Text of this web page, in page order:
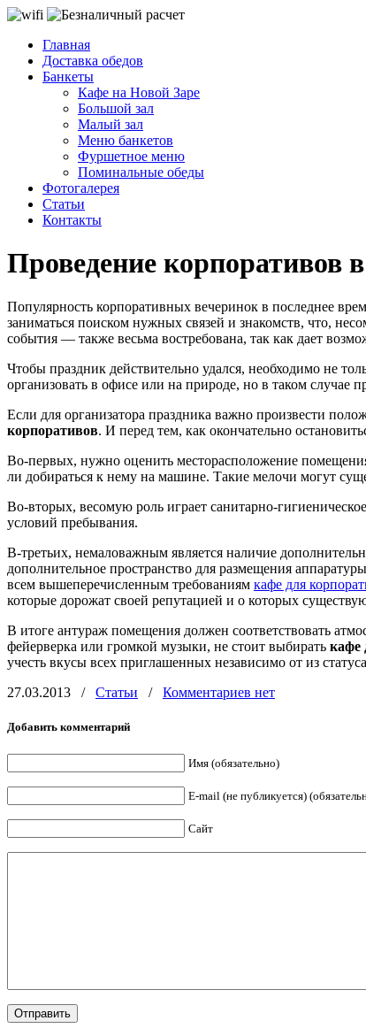
Главная
Доставка обедов
Банкеты
Кафе на Новой Заре
Большой зал
Малый зал
Меню банкетов
Фуршетное меню
Поминальные обеды
Фотогалерея
Статьи
Контакты
Проведение корпоративов
Популярность корпоративных вечеринок в последнее
заниматься поиском нужных связей и знакомств, что,
события — также весьма востребована, так как дает
Чтобы праздник действительно удался, необходимо не
организовать в офисе или на природе, но в таком случае
Если для организатора праздника важно произвести
корпоративов. И перед тем, как окончательно
Во-первых, нужно оценить месторасположение
ли добираться к нему на машине. Такие мелочи могут
Во-вторых, весомую роль играет санитарно-
условий пребывания.
В-третьих, немаловажным является наличие
дополнительное пространство для размещения
всем вышеперечисленным требованиям кафе для
которые дорожат своей репутацией и о которых
В итоге антураж помещения должен соответствовать
фейерверка или громкой музыки, не стоит выбирать кафе
учесть вкусы всех приглашенных независимо от из
27.03.2013
/ Статьи / Комментариев нет
Добавить комментарий
Имя (обязательно)
E-mail (не публикуется)
Сайт